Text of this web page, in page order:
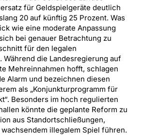
für Geldspielgeräte deutlich
20 auf künftig 25 Prozent. Was
wie eine moderate Anpassung
bei genauer Betrachtung zu
für den legalen
Während die Landesregierung auf
Mehreinnahmen hofft, schlagen
Alarm und bezeichnen diesen
als „Konjunkturprogramm für
Besonders im hoch regulierten
könnte die geplante Reform zu
aus Standortschließungen,
wachsendem illegalem Spiel führen.